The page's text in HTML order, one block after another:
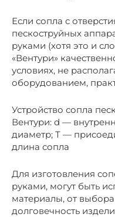
Если сопла с
пескоструйных
руками (хотя это и
«Вентури»
условиях, не
оборудованием,
Устройство сопла
Вентури: d —
диаметр; Т —
длина сопла
Для изготовления
руками, могут быть
материалы, от
долговечность